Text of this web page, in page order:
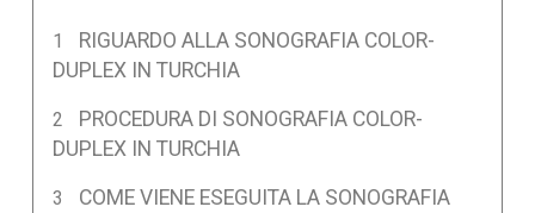
RIGUARDO ALLA SONOGRAFIA COLOR-
DUPLEX IN TURCHIA
PROCEDURA DI SONOGRAFIA COLOR-
DUPLEX IN TURCHIA
COME VIENE ESEGUITA LA SONOGRAFIA